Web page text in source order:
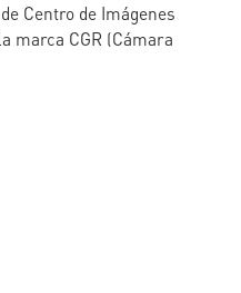
Centro de Imágenes
marca CGR (Cámara